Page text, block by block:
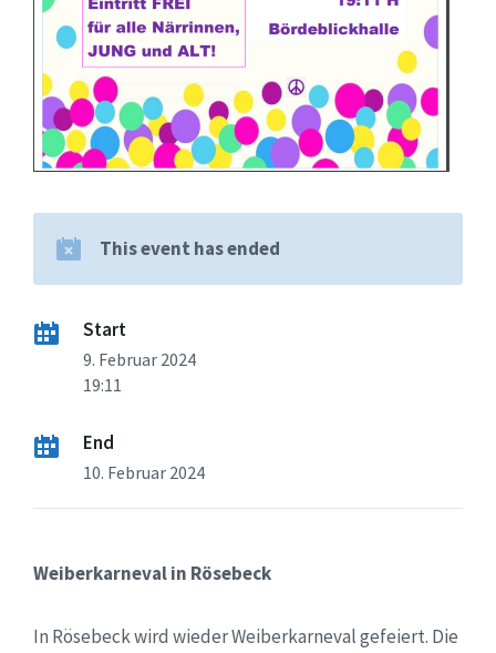
This event has ended
Start
9. Februar 2024
19:11
End
10. Februar 2024
Weiberkarneval in Rösebeck
In Rösebeck wird wieder Weiberkarneval gefeiert. Die